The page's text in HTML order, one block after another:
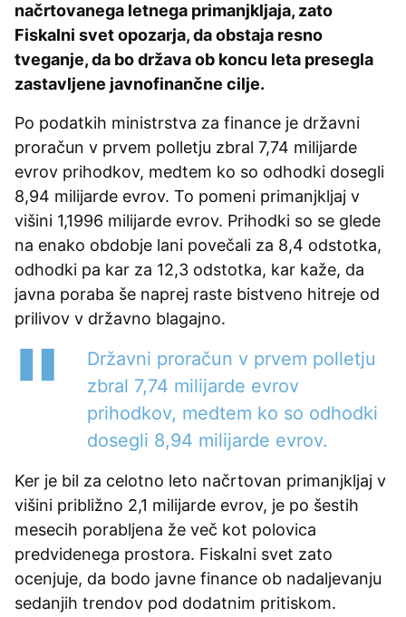
načrtovanega letnega primanjkljaja, zato
Fiskalni svet opozarja, da obstaja resno
tveganje, da bo država ob koncu leta presegla
zastavljene javnofinančne cilje.
Po podatkih ministrstva za finance je državni
proračun v prvem polletju zbral 7,74 milijarde
evrov prihodkov, medtem ko so odhodki dosegli
8,94 milijarde evrov. To pomeni primanjkljaj v
višini 1,1996 milijarde evrov. Prihodki so se glede
na enako obdobje lani povečali za 8,4 odstotka,
odhodki pa kar za 12,3 odstotka, kar kaže, da
javna poraba še naprej raste bistveno hitreje od
prilivov v državno blagajno.
Državni proračun v prvem polletju
zbral 7,74 milijarde evrov
prihodkov, medtem ko so odhodki
dosegli 8,94 milijarde evrov.
Ker je bil za celotno leto načrtovan primanjkljaj v
višini približno 2,1 milijarde evrov, je po šestih
mesecih porabljena že več kot polovica
predvidenega prostora. Fiskalni svet zato
ocenjuje, da bodo javne finance ob nadaljevanju
sedanjih trendov pod dodatnim pritiskom.